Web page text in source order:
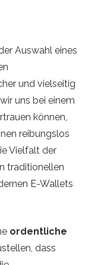
Auswahl eines
und vielseitig
uns bei einem
können,
reibungslos
Vielfalt der
traditionellen
E-Wallets
ordentliche
dass